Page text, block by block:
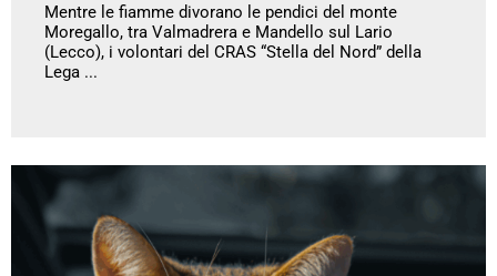
Mentre le fiamme divorano le pendici del monte
Moregallo, tra Valmadrera e Mandello sul Lario
(Lecco), i volontari del CRAS “Stella del Nord” della
Lega ...